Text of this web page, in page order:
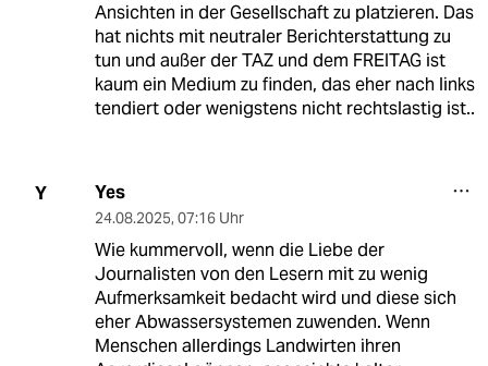
Ansichten in der Gesellschaft zu platzieren. Das
hat nichts mit neutraler Berichterstattung zu
tun und außer der TAZ und dem FREITAG ist
kaum ein Medium zu finden, das eher nach links
tendiert oder wenigstens nicht rechtslastig ist..
Y Yes
24.08.2025, 07:16 Uhr
Wie kummervoll, wenn die Liebe der
Journalisten von den Lesern mit zu wenig
Aufmerksamkeit bedacht wird und diese sich
eher Abwassersystemen zuwenden. Wenn
Menschen allerdings Landwirten ihren